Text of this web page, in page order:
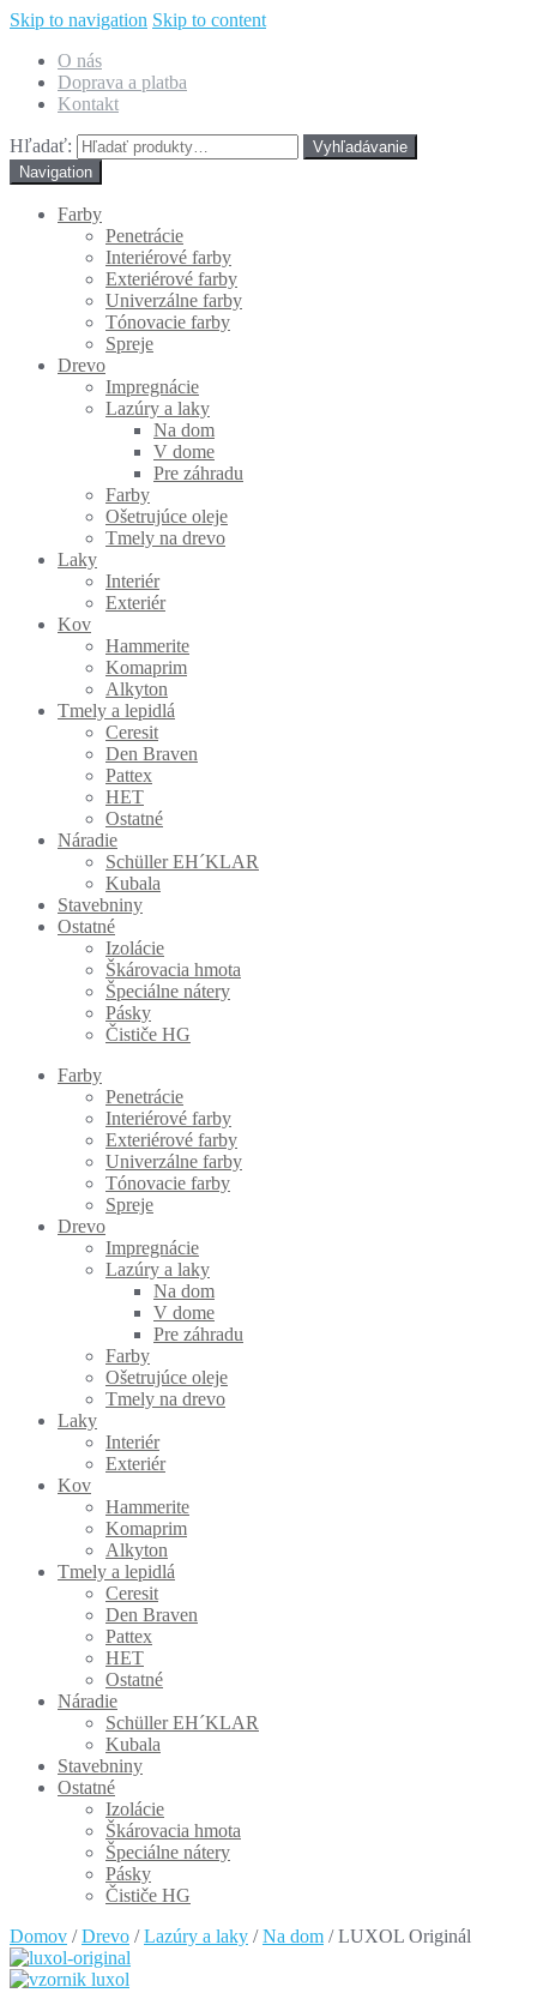
Skip to navigation Skip to content
O nás
Doprava a platba
Kontakt
Hľadať:
Navigation
Farby
Penetrácie
Interiérové farby
Exteriérové farby
Univerzálne farby
Tónovacie farby
Spreje
Drevo
Impregnácie
Lazúry a laky
Na dom
V dome
Pre záhradu
Farby
Ošetrujúce oleje
Tmely na drevo
Laky
Interiér
Exteriér
Kov
Hammerite
Komaprim
Alkyton
Tmely a lepidlá
Ceresit
Den Braven
Pattex
HET
Ostatné
Náradie
Schüller EH´KLAR
Kubala
Stavebniny
Ostatné
Izolácie
Škárovacia hmota
Špeciálne nátery
Pásky
Čističe HG
Farby
Penetrácie
Interiérové farby
Exteriérové farby
Univerzálne farby
Tónovacie farby
Spreje
Drevo
Impregnácie
Lazúry a laky
Na dom
V dome
Pre záhradu
Farby
Ošetrujúce oleje
Tmely na drevo
Laky
Interiér
Exteriér
Kov
Hammerite
Komaprim
Alkyton
Tmely a lepidlá
Ceresit
Den Braven
Pattex
HET
Ostatné
Náradie
Schüller EH´KLAR
Kubala
Stavebniny
Ostatné
Izolácie
Škárovacia hmota
Špeciálne nátery
Pásky
Čističe HG
Domov /Drevo /Lazúry a laky /Na dom / LUXOL Originál